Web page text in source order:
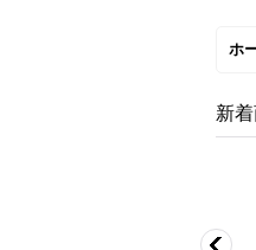
ホ
新